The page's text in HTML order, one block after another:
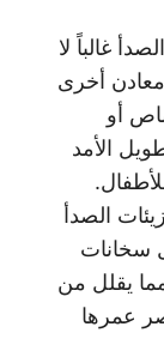
الصدأ غالباً لا
أخرى
أو
الأمد
الصدأ
سخانات
مما يقلل من
عمرها